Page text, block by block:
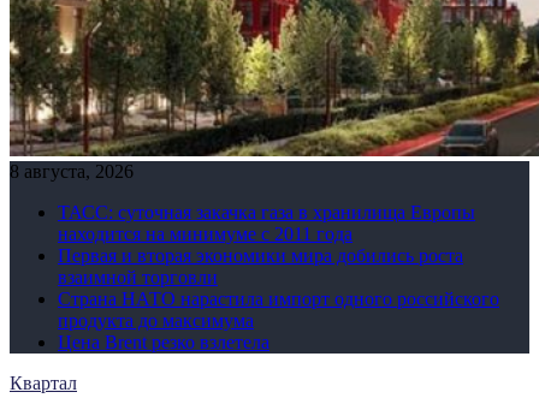
8 августа, 2026
ТАСС: суточная закачка газа в хранилища Европы
находится на минимуме с 2011 года
Первая и вторая экономики мира добились роста
взаимной торговли
Страна НАТО нарастила импорт одного российского
продукта до максимума
Цена Brent резко взлетела
Квартал